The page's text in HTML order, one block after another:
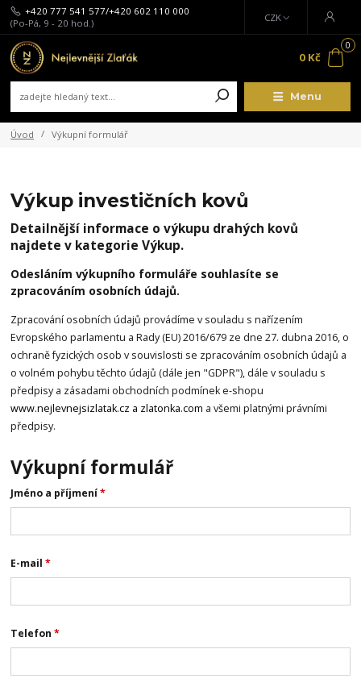
Menu
CZK
+420 777 541 577/+420 602 110 000
(Po-Pá, 9 - 20 hod.)
0
0 Kč
Úvod Výkupní formulář
Výkup investičních kovů
Detailnější informace o výkupu drahých kovů
najdete v kategorie Výkup.
Odesláním výkupního formuláře souhlasíte se
zpracováním osobních údajů.
Zpracování osobních údajů provádíme v souladu s nařízením
Evropského parlamentu a Rady (EU) 2016/679 ze dne 27. dubna 2016, o
ochraně fyzických osob v souvislosti se zpracováním osobních údajů a
o volném pohybu těchto údajů (dále jen "GDPR"), dále v souladu s
předpisy a zásadami obchodních podmínek e-shopu
www.nejlevnejsizlatak.cz a zlatonka.com a všemi platnými právními
předpisy.
Výkupní formulář
Jméno a příjmení*
E-mail*
Telefon*